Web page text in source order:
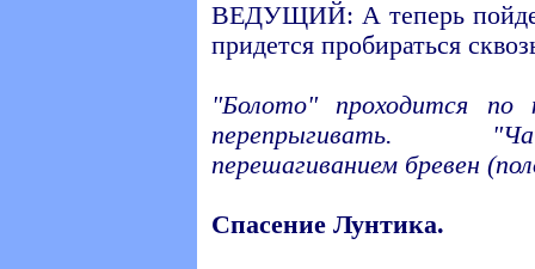
ВЕДУЩИЙ: А теперь
придется пробираться
"Болото" проходится
перепрыгивать.
перешагиванием бревен
Спасение Лунтика.